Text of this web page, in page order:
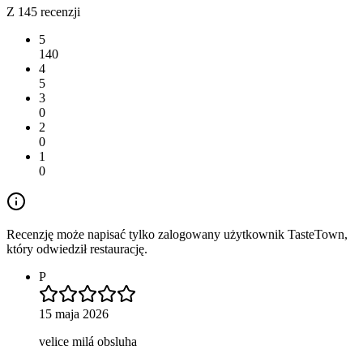
Z 145 recenzji
5
140
4
5
3
0
2
0
1
0
Recenzję może napisać tylko zalogowany użytkownik TasteTown,
który odwiedził restaurację.
P
15 maja 2026
velice milá obsluha